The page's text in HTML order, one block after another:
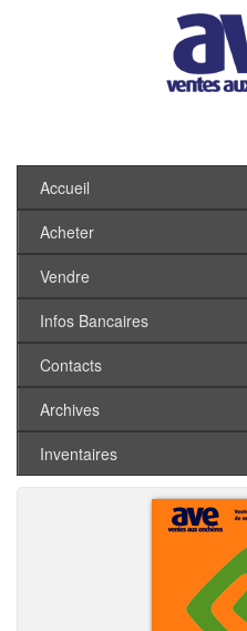
Accueil
Acheter
Vendre
Infos Bancaires
Contacts
Archives
Inventaires